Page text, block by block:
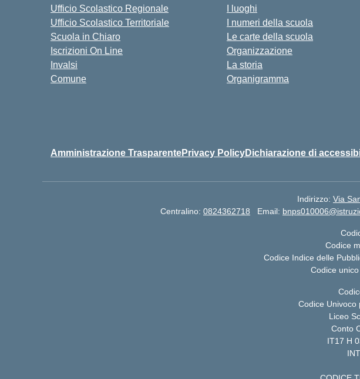
Ufficio Scolastico Regionale
Ufficio Scolastico Territoriale
Scuola in Chiaro
Iscrizioni On Line
Invalsi
Comune
I luoghi
I numeri della scuola
Le carte della scuola
Organizzazione
La storia
Organigramma
Amministrazione TrasparentePrivacy PolicyDichiarazione di
Indirizzo: Via
Centralino: 0824362718 Email:
Codice
Codice Indice delle
Codice
Codice Univoco
Liceo
Conto
IT17 H